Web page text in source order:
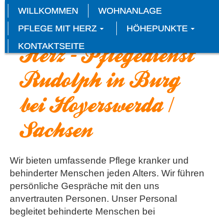
WILLKOMMEN
WOHNANLAGE
PFLEGE MIT HERZ
HÖHEPUNKTE
KONTAKTSEITE
Gute Pflege mit
Herz - Pflegedienst
Rudolph in Burg
bei Hoyerswerda /
Sachsen
Wir bieten umfassende Pflege kranker und
behinderter Menschen jeden Alters. Wir führen
persönliche Gespräche mit den uns
anvertrauten Personen. Unser Personal
begleitet behinderte Menschen bei